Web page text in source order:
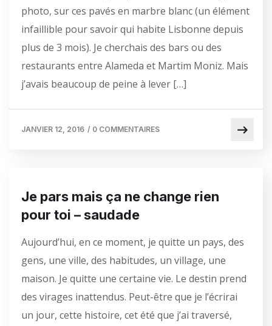
photo, sur ces pavés en marbre blanc (un élément
infaillible pour savoir qui habite Lisbonne depuis
plus de 3 mois). Je cherchais des bars ou des
restaurants entre Alameda et Martim Moniz. Mais
j’avais beaucoup de peine à lever […]
JANVIER 12, 2016 / 0 COMMENTAIRES
Je pars mais ça ne change rien
pour toi – saudade
Aujourd’hui, en ce moment, je quitte un pays, des
gens, une ville, des habitudes, un village, une
maison. Je quitte une certaine vie. Le destin prend
des virages inattendus. Peut-être que je l’écrirai
un jour, cette histoire, cet été que j’ai traversé,